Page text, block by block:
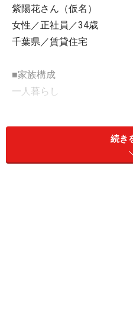
紫陽花さん（仮名）
女性／正社員／34歳
千葉県／賃貸住宅
■家族構成
一人暮らし
■相談内容
昨年、私生活の悩みが原因
して実家に帰りました。半
続き